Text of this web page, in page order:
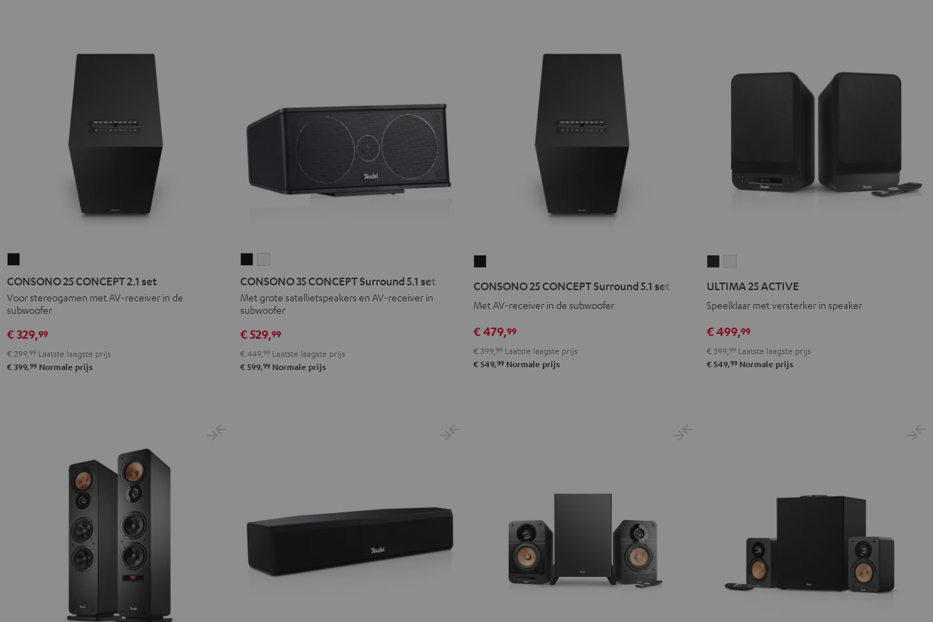
25
CONCEPT
2.1
Zwart
CONSONO 25 CONCEPT 2.1 set
Voor stereogamen met AV-receiver in de
subwoofer
€ 329,99
€ 299, 99 Laatste laagste prijs
€ 399,99 Normale prijs
35
CONCEPT
Surround
Zwart
35
CONCEPT
Surround
set
Wit
CONSONO 35 CONCEPT Surround 5.1 set
Met grote satellietspeakers en AV-receiver in
subwoofer
€ 529,99
€ 449, 99 Laatste laagste prijs
€ 599,99 Normale prijs
Surround
5.1
set
Zwart
CONSONO 25 CONCEPT Surround 5.1 set
Met AV-receiver in de subwoofer
€ 479,99
€ 399,99 Laatste laagste prijs
€ 549,99 Normale prijs
Night
black
Pure
White
ULTIMA 25 ACTIVE
Speelklaar met versterker in speaker
€ 499,99
€ 399,99 Laatste laagste prijs
€ 549,99 Normale prijs